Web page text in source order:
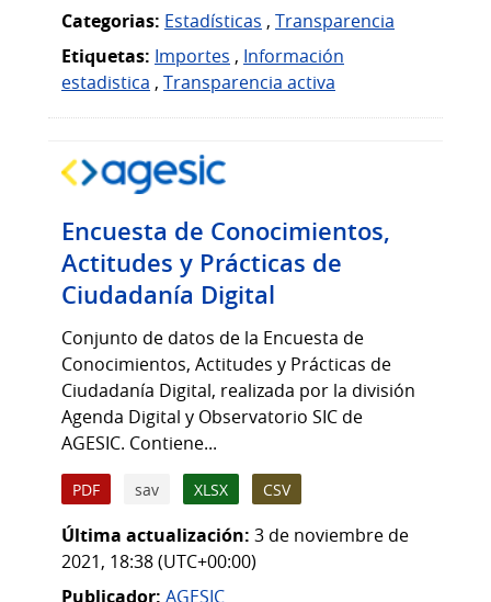
Categorias: Estadísticas , Transparencia
Etiquetas: Importes , Información
estadistica , Transparencia activa
Encuesta de Conocimientos,
Actitudes y Prácticas de
Ciudadanía Digital
Conjunto de datos de la Encuesta de
Conocimientos, Actitudes y Prácticas de
Ciudadanía Digital, realizada por la división
Agenda Digital y Observatorio SIC de
AGESIC. Contiene...
PDF sav XLSX CSV
Última actualización: 3 de noviembre de
2021, 18:38 (UTC+00:00)
Publicador: AGESIC